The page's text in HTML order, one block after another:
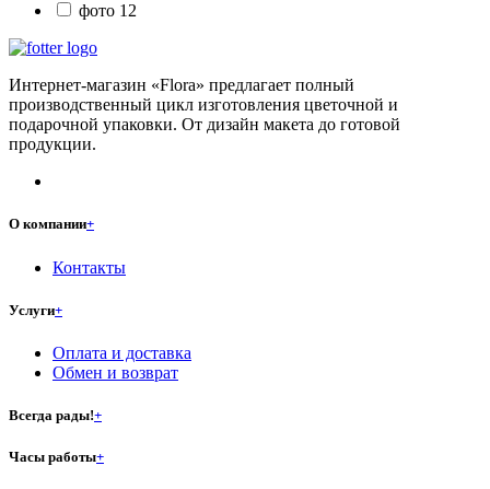
фото 12
Интернет-магазин «Flora» предлагает полный
производственный цикл изготовления цветочной и
подарочной упаковки. От дизайн макета до готовой
продукции.
О компании+
Контакты
Услуги+
Оплата и доставка
Обмен и возврат
Всегда рады!+
Часы работы+